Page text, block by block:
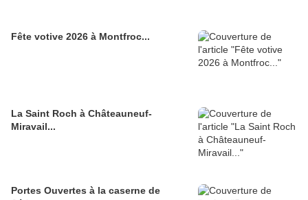
Fête votive 2026 à Montfroc...
La Saint Roch à Châteauneuf-
Miravail...
Portes Ouvertes à la caserne de